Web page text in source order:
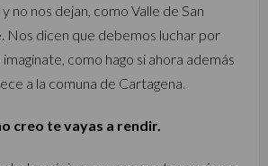
no nos dejan, como Valle de San
Nos dicen que debemos luchar por
como hago si ahora además
a la comuna de Cartagena.
creo te vayas a rendir.